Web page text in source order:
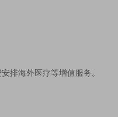
排海外医疗等增值服务。